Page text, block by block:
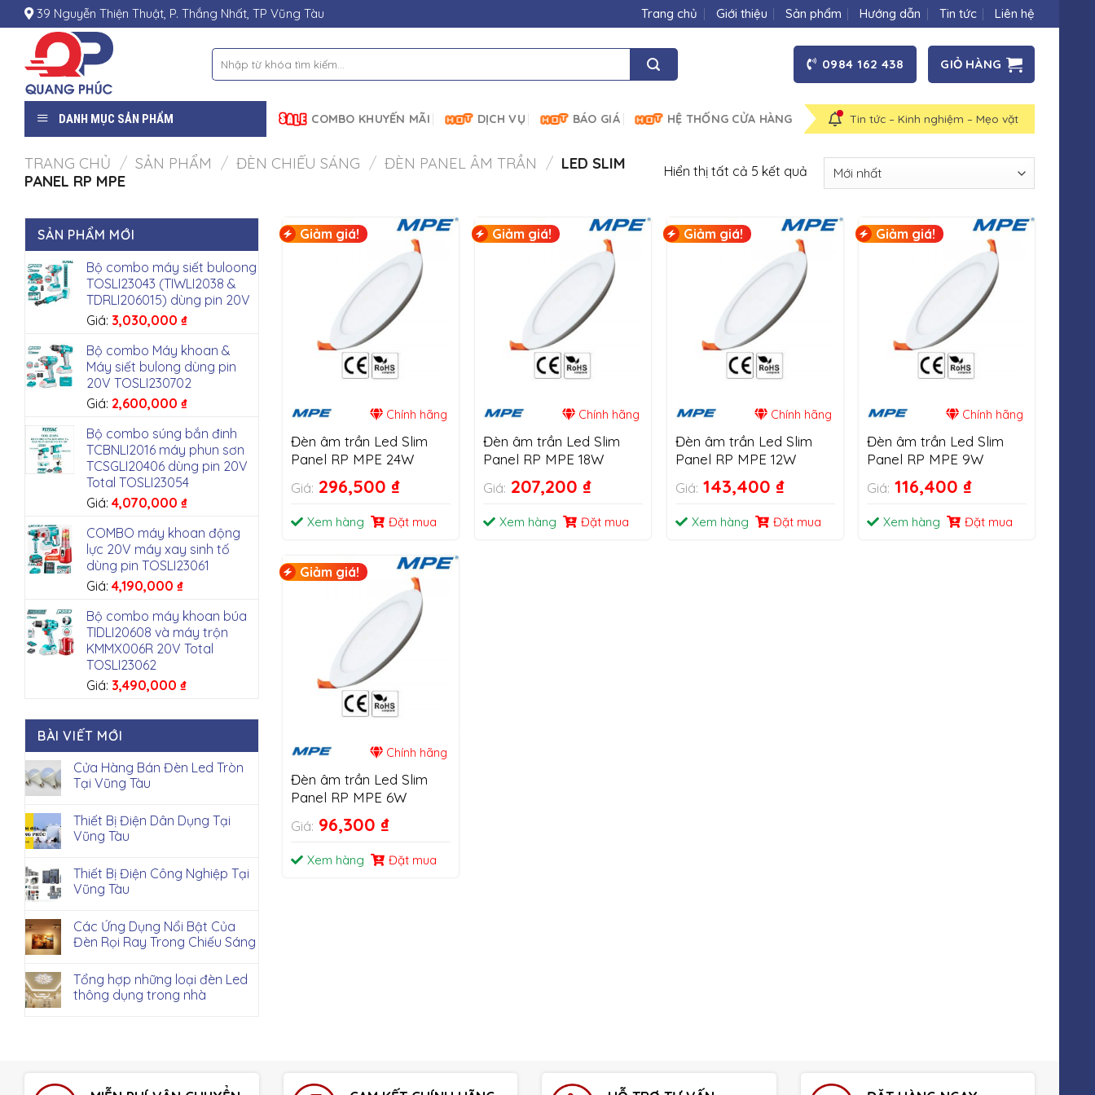
to
content
39 Nguyễn Thiện Thuật, P. Thắng Nhất, TP Vũng Tàu Trang chủ Giới thiệu Sản phẩm Hướng dẫn Tin tức Liên hệ
Tìm
kiếm:
0984 162 438 GIỎ HÀNG
DANH MỤC SẢN PHẨM COMBO KHUYẾN MÃI DỊCH VỤ BÁO GIÁ HỆ THỐNG CỬA HÀNG Tin tức – Kinh nghiệm – Mẹo vặt
TRANG CHỦ / SẢN PHẨM / ĐÈN CHIẾU SÁNG / ĐÈN PANEL ÂM TRẦN / LED SLIM
PANEL RP MPE
Hiển thị tất cả 5 kết quả
SẢN PHẨM MỚI
Bộ combo máy siết buloong
TOSLI23043 (TIWLI2038 &
TDRLI206015) dùng pin 20V
Giá: 3,030,000 ₫
Bộ combo Máy khoan &
Máy siết bulong dùng pin
20V TOSLI230702
Giá: 2,600,000 ₫
Bộ combo súng bắn đinh
TCBNLI2016 máy phun sơn
TCSGLI20406 dùng pin 20V
Total TOSLI23054
Giá: 4,070,000 ₫
COMBO máy khoan động
lực 20V máy xay sinh tố
dùng pin TOSLI23061
Giá: 4,190,000 ₫
Bộ combo máy khoan búa
TIDLI20608 và máy trộn
KMMX006R 20V Total
TOSLI23062
Giá: 3,490,000 ₫
BÀI VIẾT MỚI
Cửa Hàng Bán Đèn Led Tròn
Tại Vũng Tàu
Thiết Bị Điện Dân Dụng Tại
Vũng Tàu
Thiết Bị Điện Công Nghiệp Tại
Vũng Tàu
Các Ứng Dụng Nổi Bật Của
Đèn Rọi Ray Trong Chiếu Sáng
Tổng hợp những loại đèn Led
thông dụng trong nhà
Giảm giá!
Chính hãng
Đèn âm trần Led Slim
Panel RP MPE 24W
Giá: 296,500 ₫
Xem hàng Đặt mua
Giảm giá!
Chính hãng
Đèn âm trần Led Slim
Panel RP MPE 18W
Giá: 207,200 ₫
Xem hàng Đặt mua
Giảm giá!
Chính hãng
Đèn âm trần Led Slim
Panel RP MPE 12W
Giá: 143,400 ₫
Xem hàng Đặt mua
Giảm giá!
Chính hãng
Đèn âm trần Led Slim
Panel RP MPE 9W
Giá: 116,400 ₫
Xem hàng Đặt mua
Giảm giá!
Chính hãng
Đèn âm trần Led Slim
Panel RP MPE 6W
Giá: 96,300 ₫
Xem hàng Đặt mua